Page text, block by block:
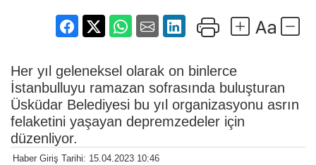
Her yıl geleneksel olarak on binlerce
İstanbulluyu ramazan sofrasında buluşturan
Üsküdar Belediyesi bu yıl organizasyonu asrın
felaketini yaşayan depremzedeler için
düzenliyor.
Haber Giriş Tarihi: 15.04.2023 10:46